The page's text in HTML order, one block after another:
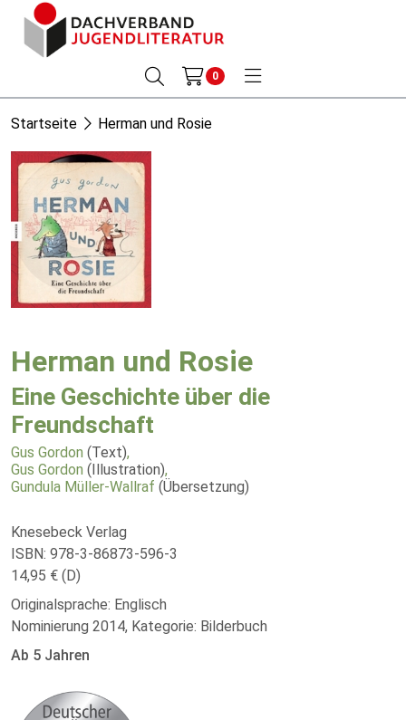
0
Startseite Herman und Rosie
Herman und Rosie
Eine Geschichte über die
Freundschaft
Gus Gordon (Text),
Gus Gordon (Illustration),
Gundula Müller-Wallraf (Übersetzung)
Knesebeck Verlag
ISBN: 978-3-86873-596-3
14,95 € (D)
Originalsprache: Englisch
Nominierung 2014, Kategorie: Bilderbuch
Ab 5 Jahren